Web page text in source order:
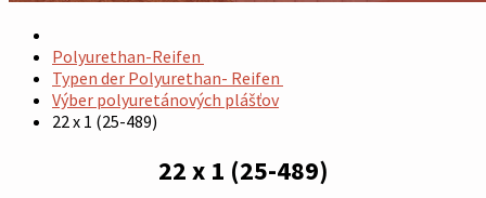
Polyurethan-Reifen
Typen der Polyurethan- Reifen
Výber polyuretánových plášťov
22 x 1 (25-489)
22 x 1 (25-489)